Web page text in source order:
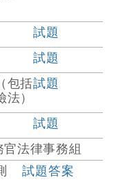
試題
試題
包括
）
試題
試題
法律事務組
試題答案